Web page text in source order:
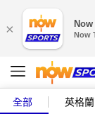
× Now
全部 英格蘭